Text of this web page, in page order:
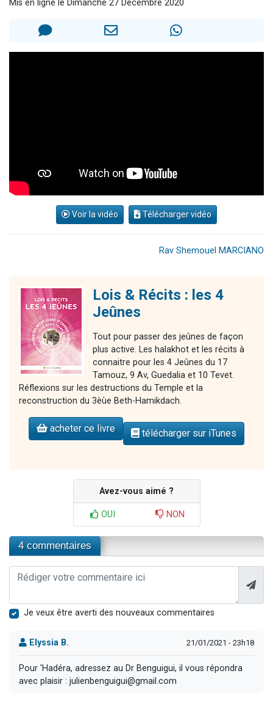
2 nouvelles musiques dans Torah-Box Music
Mis en ligne le Dimanche 27 Décembre 2020
Voir la vidéo Télécharger vidéo
Rav Shemouel MARCIANO
Lois & Récits : les 4
Jeûnes
Tout pour passer des jeûnes de façon
plus active. Les halakhot et les récits à
connaitre pour les 4 Jeûnes du 17
Tamouz, 9 Av, Guedalia et 10 Tevet.
Réflexions sur les destructions du Temple et la
reconstruction du 3èùe Beth-Hamikdach.
acheter ce livre télécharger sur iTunes
Avez-vous aimé ?
OUI NON
4 commentaires
Je veux être averti des nouveaux commentaires
Elyssia B. 21/01/2021 - 23h18
Pour 'Hadéra, adressez au Dr Benguigui, il vous répondra
avec plaisir : julienbenguigui@gmail.com